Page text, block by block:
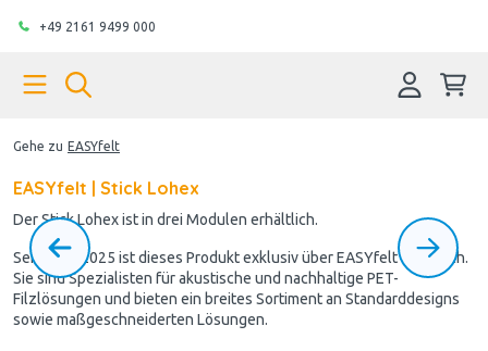
+49 2161 9499 000
Gehe zu EASYfelt
EASYfelt | Stick Lohex
Der Stick Lohex ist in drei Modulen erhältlich.
Seit März 2025 ist dieses Produkt exklusiv über EASYfelt erhältlich.
Sie sind Spezialisten für akustische und nachhaltige PET-
Filzlösungen und bieten ein breites Sortiment an Standarddesigns
sowie maßgeschneiderten Lösungen.